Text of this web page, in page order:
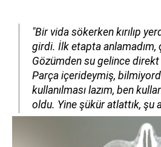
"Bir vida sökerken kırılıp
girdi. İlk etapta anlamadım,
Gözümden su gelince
Parça içerideymiş,
kullanılması lazım, ben
oldu. Yine şükür atlattık, şu